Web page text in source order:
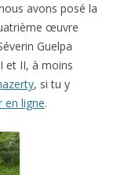
avons posé la
œuvre
Guelpa
et II, à moins
, si tu y
en ligne.